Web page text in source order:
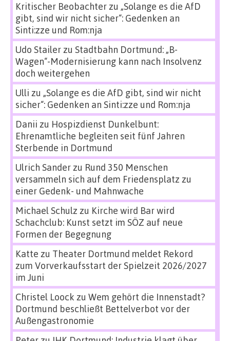
Kritischer Beobachterzu „Solange es die AfD
gibt, sind wir nicht sicher“: Gedenken an
Sinti:zze und Rom:nja
Udo Stailerzu Stadtbahn Dortmund: „B-
Wagen“-Modernisierung kann nach Insolvenz
doch weitergehen
Ulli zu „Solange es die AfD gibt, sind wir nicht
sicher“: Gedenken an Sinti:zze und Rom:nja
Danii zu Hospizdienst Dunkelbunt:
Ehrenamtliche begleiten seit fünf Jahren
Sterbende in Dortmund
Ulrich Sanderzu Rund 350 Menschen
versammeln sich auf dem Friedensplatz zu
einer Gedenk- und Mahnwache
Michael Schulz zu Kirche wird Bar wird
Schachclub: Kunst setzt im SÖZ auf neue
Formen der Begegnung
Katte zu Theater Dortmund meldet Rekord
zum Vorverkaufsstart der Spielzeit 2026/2027
im Juni
Christel Loock zu Wem gehört die Innenstadt?
Dortmund beschließt Bettelverbot vor der
Außengastronomie